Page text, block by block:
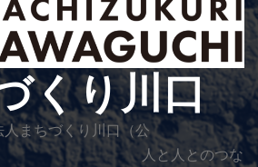
くり川口
人まちづくり川口（公
人とのつな